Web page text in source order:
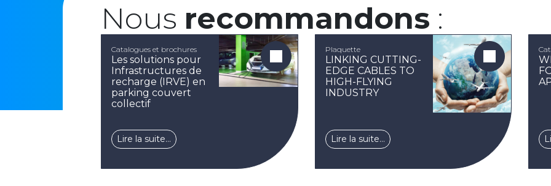
Nous recommandons :
Catalogues et brochures
Les solutions pour
Infrastructures de
recharge (IRVE) en
parking couvert
collectif
Lire la suite…
Plaquette
LINKING CUTTING-
EDGE CABLES TO
HIGH-FLYING
INDUSTRY
Lire la suite…